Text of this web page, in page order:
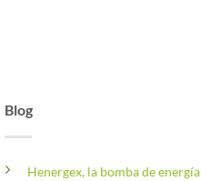
Blog
Henergex, la bomba de energía